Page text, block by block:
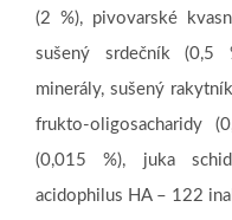
(2 %), pivovarské
sušený srdečník (0,5
minerály, sušený
frukto-oligosacharidy
(0,015 %), juka
acidophilus HA – 122